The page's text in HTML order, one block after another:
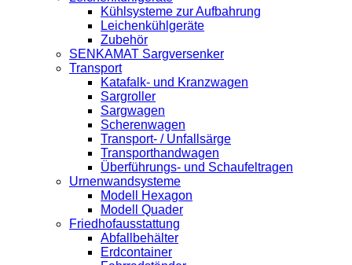
Kühlsysteme zur Aufbahrung
Leichenkühlgeräte
Zubehör
SENKAMAT Sargversenker
Transport
Katafalk- und Kranzwagen
Sargroller
Sargwagen
Scherenwagen
Transport- / Unfallsärge
Transporthandwagen
Überführungs- und Schaufeltragen
Urnenwandsysteme
Modell Hexagon
Modell Quader
Friedhofausstattung
Abfallbehälter
Erdcontainer